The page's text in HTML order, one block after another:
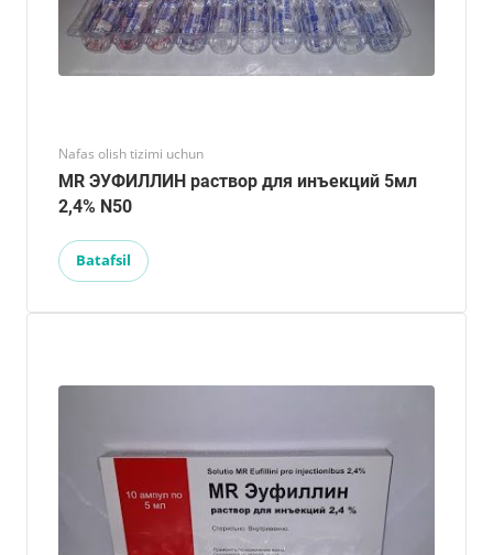
Nafas olish tizimi uchun
MR ЭУФИЛЛИН раствор для инъекций 5мл
2,4% N50
Batafsil